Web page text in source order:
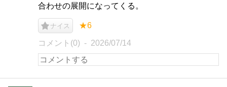
合わせの展開になってくる。
ナイス ★6
コメント(0) 2026/07/14